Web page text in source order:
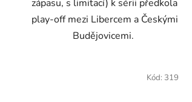
zápasu, s limitací) k sérii předkola
play-off mezi Libercem a Českými
Budějovicemi.
Kód: 319